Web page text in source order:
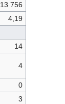
13 756
4,19
14
4
0
3